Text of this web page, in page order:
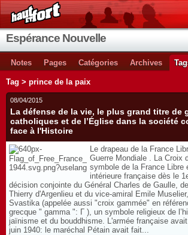
Espérance Nouvelle
Notes Pages Catégories Archives
Tag > prince de la paix
08/04/2015
La défense de la vie, le plus grand titre de
catholiques et de l’Église dans la société
face à l'Histoire
Le drapeau de la France
Guerre Mondiale . La Croix
symbole de la France Libre
intérieure française dès le
décision conjointe du Général Charles de Gaulle,
Thierry d'Argenlieu et du vice-amiral Emile
Svastika (appelée aussi "croix gammée" en
grecque " gamma ": Γ ), un symbole religieux de
jaïnisme et du bouddhisme. L'armée française
juin 1940: le maréchal Pétain avait fait...